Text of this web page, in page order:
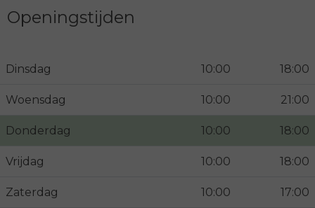
Openingstijden
Dinsdag 10:00 18:00
Woensdag 10:00 21:00
Donderdag 10:00 18:00
Vrijdag 10:00 18:00
Zaterdag 10:00 17:00